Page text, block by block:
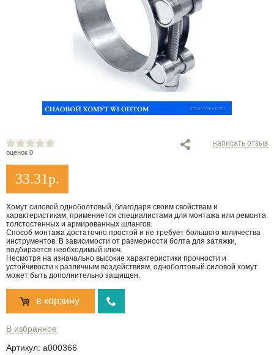
оценок 0
написать отзыв
33.31р.
Хомут силовой одноболтовый, благодаря своим свойствам и
характеристикам, применяется специалистами для монтажа или ремонта
толстостенных и армированных шлангов.
Способ монтажа достаточно простой и не требует большого количества
инструментов. В зависимости от размерности болта для затяжки,
подбирается необходимый ключ.
Несмотря на изначально высокие характеристики прочности и
устойчивости к различным воздействиям, одноболтовый силовой хомут
может быть дополнительно защищен.
в корзину
В избранное
Артикул: a000366